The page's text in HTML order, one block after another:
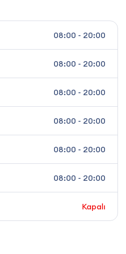
08:00 - 20:00
08:00 - 20:00
08:00 - 20:00
08:00 - 20:00
08:00 - 20:00
08:00 - 20:00
Kapalı